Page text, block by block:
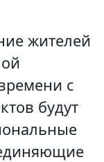
жителей
с
будут